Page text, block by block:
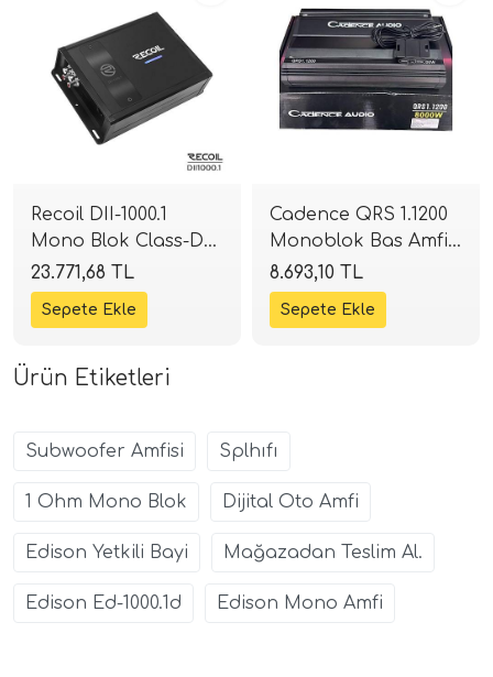
Recoil DII-1000.1
Mono Blok Class-D
Amplifikatör | 1000W
RMS @ 2 Ohm |
SPLHIFI
23.771,68 TL
Cadence QRS 1.1200
Monoblok Bas Amfisi
| 1200W RMS @ 1
Ohm | SPLHIFI
8.693,10 TL
Ürün Etiketleri
Subwoofer Amfisi Splhıfı
1 Ohm Mono Blok Dijital Oto Amfi
Edison Yetkili Bayi Mağazadan Teslim Al.
Edison Ed-1000.1d Edison Mono Amfi